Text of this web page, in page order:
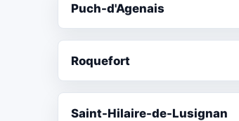
Puch-d'Agenais
Roquefort
Saint-Hilaire-de-Lusignan